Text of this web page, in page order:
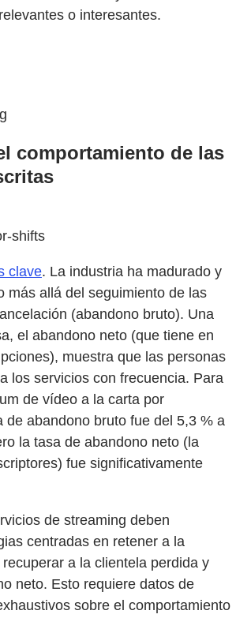
o interesantes.
comportamiento de las
shifts
clave. La industria ha madurado y
más allá del seguimiento de las
(abandono bruto). Una
el abandono neto (que tiene en
muestra que las personas
los servicios con frecuencia. Para
de vídeo a la carta por
de abandono bruto fue del 5,3 % a
la tasa de abandono neto (la
fue significativamente
de streaming deben
centradas en retener a la
a la clientela perdida y
neto. Esto requiere datos de
sobre el comportamiento